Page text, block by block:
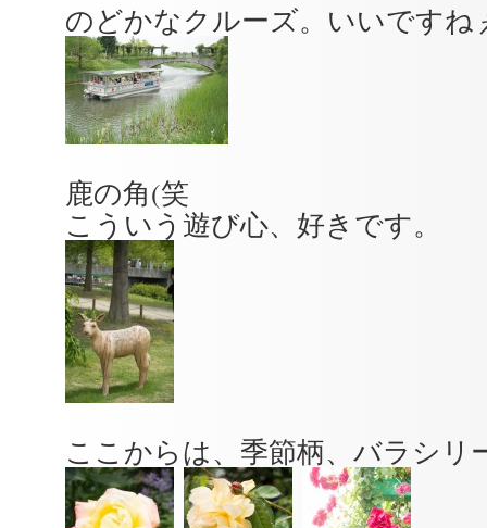
のどかなクルーズ。いいですね
鹿の角(笑
こういう遊び心、好きです。
ここからは、季節柄、バラシリ